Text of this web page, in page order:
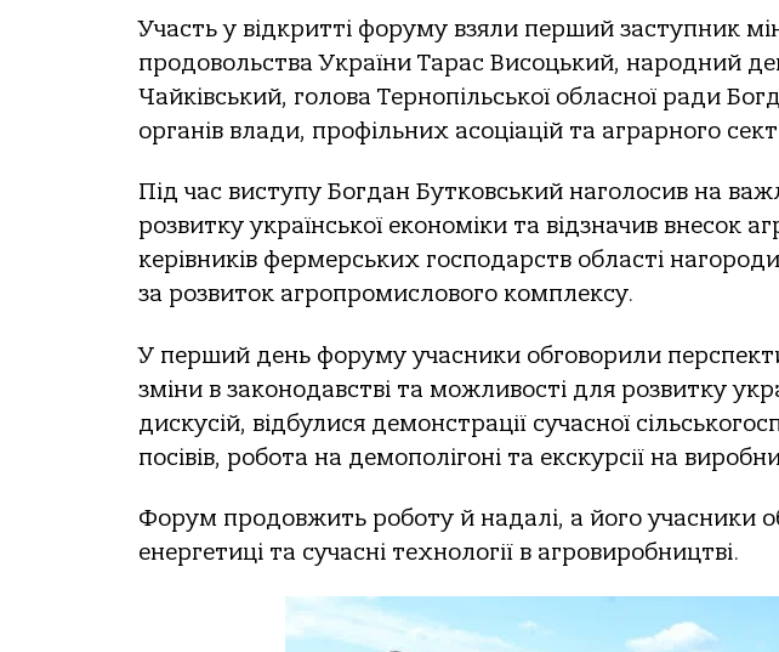
Участь у відкритті форуму взяли перший заступник
продовольства України Тарас Висоцький, народний
Чайківський, голова Тернопільської обласної ради
органів влади, профільних асоціацій та аграрного
Під час виступу Богдан Бутковський наголосив на
розвитку української економіки та відзначив внесок
керівників фермерських господарств області
за розвиток агропромислового комплексу.
У перший день форуму учасники обговорили
зміни в законодавстві та можливості для розвитку
дискусій, відбулися демонстрації сучасної
посівів, робота на демополігоні та екскурсії на
Форум продовжить роботу й надалі, а його учасники
енергетиці та сучасні технології в агровиробництві.